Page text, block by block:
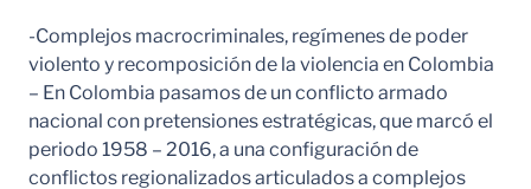
-Complejos macrocriminales, regímenes de poder
violento y recomposición de la violencia en Colombia
– En Colombia pasamos de un conflicto armado
nacional con pretensiones estratégicas, que marcó el
periodo 1958 – 2016, a una configuración de
conflictos regionalizados articulados a complejos